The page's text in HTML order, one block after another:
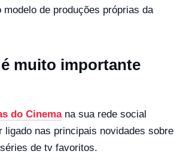
modelo de produções próprias da
muito importante
do Cinemana sua rede social
ligado nas principais novidades sobre
de tv favoritos.